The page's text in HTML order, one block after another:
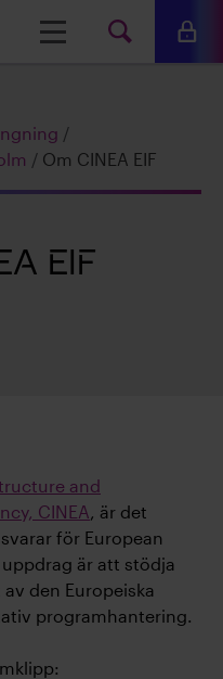
Meny Sök Mina
/
/ Om CINEA EIF
EIF
and
CINEA, är det
för European
uppdrag är att stödja
den Europeiska
programhantering.